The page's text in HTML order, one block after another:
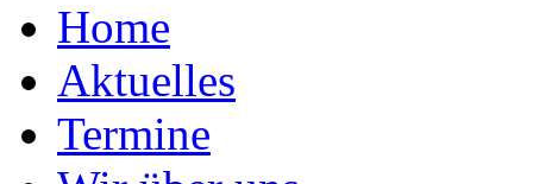
Home
Aktuelles
Termine